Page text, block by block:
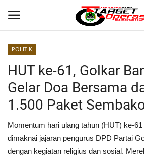
Home
BANJARMASIN
POLITIK
HUT ke-61, Golkar
Gelar Doa Bersama
1.500 Paket
Momentum hari ulang tahun (HUT) ke-
dimaknai jajaran pengurus DPD Partai
dengan kegiatan religius dan sosial.